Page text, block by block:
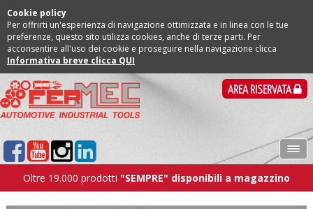
Cookie policy
Per offrirti un'esperienza di navigazione ottimizzata e in linea con le tue
preferenze, questo sito utilizza cookies, anche di terze parti. Per
acconsentire all'uso dei cookie e proseguire nella navigazione clicca
Informativa breve clicca QUI
AREA RISERVATA
Oltre 19.000 prodotti "SEMPRE" disponibili a magazzino